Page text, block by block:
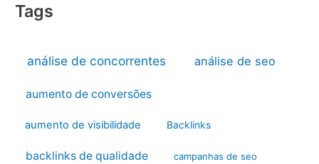
Tags
análise de concorrentes análise de seo
aumento de conversões
aumento de visibilidade Backlinks
backlinks de qualidade campanhas de seo